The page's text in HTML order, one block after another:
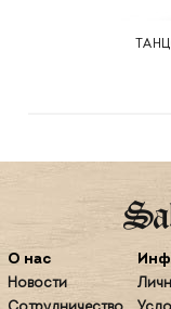
О нас
Новости